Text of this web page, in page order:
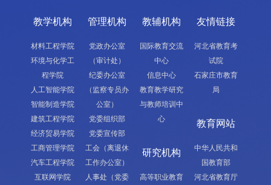
教学机构
材料工程学院
环境与化学工
程学院
人工智能学院
智能制造学院
建筑工程学院
经济贸易学院
工商管理学院
汽车工程学院
互联网学院
管理机构
党政办公室
（审计处）
纪委办公室
（监察专员办
公室）
党委组织部
党委宣传部
工会（离退休
工作办公室）
人事处（党委
教辅机构
国际教育交流
中心
信息中心
教育教学研究
与教师培训中
心
研究机构
高等职业教育
友情链接
河北省教育考
试院
石家庄市教育
局
教育网站
中华人民共和
国教育部
河北省教育厅